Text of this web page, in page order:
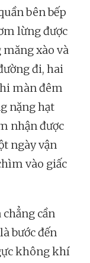
bên bếp
lừng được
xào và
đi, hai
màn đêm
nặng hạt
nhận được
ngày vận
vào giấc
cần
bước đến
không khí